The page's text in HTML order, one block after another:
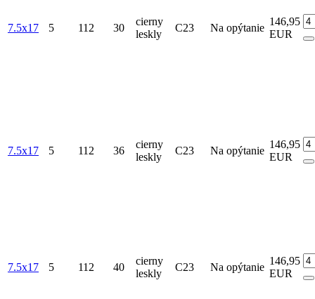
7.5x17 5 112 30
cierny
leskly
C23 Na opýtanie
146,95
EUR
7.5x17 5 112 36
cierny
leskly
C23 Na opýtanie
146,95
EUR
7.5x17 5 112 40
cierny
leskly
C23 Na opýtanie
146,95
EUR